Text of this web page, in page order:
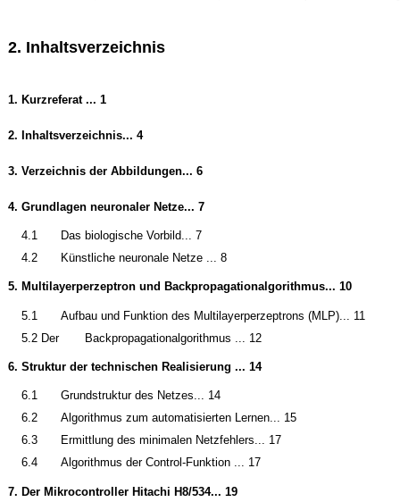
2. Inhaltsverzeichnis
1. Kurzreferat ... 1
2. Inhaltsverzeichnis... 4
3. Verzeichnis der Abbildungen... 6
4. Grundlagen neuronaler Netze... 7
4.1
Das biologische Vorbild... 7
4.2
Künstliche neuronale Netze ... 8
5. Multilayerperzeptron und Backpropagationalgorithmus... 10
5.1
Aufbau und Funktion des Multilayerperzeptrons (MLP)... 11
5.2 Der
Backpropagationalgorithmus ... 12
6. Struktur der technischen Realisierung ... 14
6.1
Grundstruktur des Netzes... 14
6.2
Algorithmus zum automatisierten Lernen... 15
6.3
Ermittlung des minimalen Netzfehlers... 17
6.4
Algorithmus der Control-Funktion ... 17
7. Der Mikrocontroller Hitachi H8/534... 19